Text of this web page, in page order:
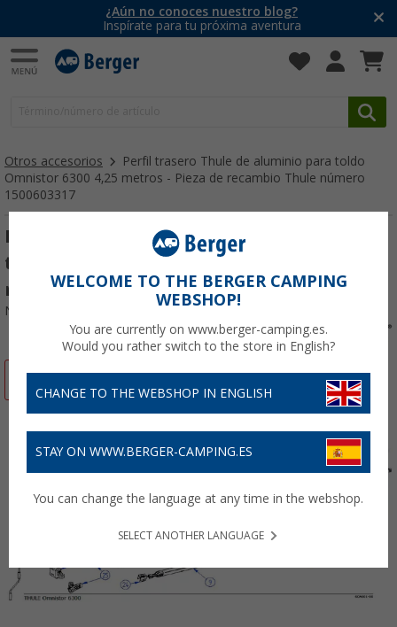
¿Aún no conoces nuestro blog?
Inspírate para tu próxima aventura
Otros accesorios
Perfil trasero Thule de aluminio para toldo
Omnistor 6300 4,25 metros - Pieza de recambio Thule número
1500603317
Perfil trasero Thule de aluminio para
toldo Omnistor 6300 4,25 metros - Pieza de
recambio Thule número 1500603317
Nº de artículo 668179
WELCOME TO THE BERGER CAMPING
WEBSHOP!
You are currently on www.berger-camping.es.
Would you rather switch to the store in English?
CHANGE TO THE WEBSHOP IN ENGLISH
STAY ON WWW.BERGER-CAMPING.ES
You can change the language at any time in the webshop.
SELECT ANOTHER LANGUAGE